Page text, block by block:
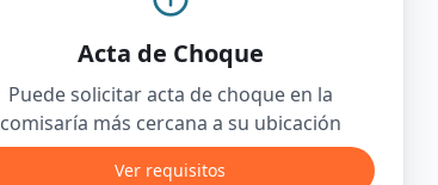
Acta de Choque
Puede solicitar acta de choque en la
comisaría más cercana a su ubicación
Ver requisitos